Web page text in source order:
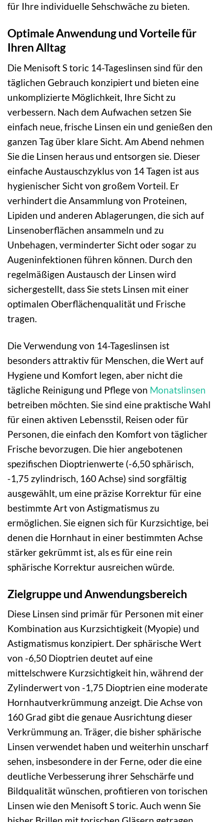
für Ihre individuelle Sehschwäche zu bieten.
Optimale Anwendung und Vorteile für
Ihren Alltag
Die Menisoft S toric 14-Tageslinsen sind für den
täglichen Gebrauch konzipiert und bieten eine
unkomplizierte Möglichkeit, Ihre Sicht zu
verbessern. Nach dem Aufwachen setzen Sie
einfach neue, frische Linsen ein und genießen den
ganzen Tag über klare Sicht. Am Abend nehmen
Sie die Linsen heraus und entsorgen sie. Dieser
einfache Austauschzyklus von 14 Tagen ist aus
hygienischer Sicht von großem Vorteil. Er
verhindert die Ansammlung von Proteinen,
Lipiden und anderen Ablagerungen, die sich auf
Linsenoberflächen ansammeln und zu
Unbehagen, verminderter Sicht oder sogar zu
Augeninfektionen führen können. Durch den
regelmäßigen Austausch der Linsen wird
sichergestellt, dass Sie stets Linsen mit einer
optimalen Oberflächenqualität und Frische
tragen.
Die Verwendung von 14-Tageslinsen ist
besonders attraktiv für Menschen, die Wert auf
Hygiene und Komfort legen, aber nicht die
tägliche Reinigung und Pflege von Monatslinsen
betreiben möchten. Sie sind eine praktische Wahl
für einen aktiven Lebensstil, Reisen oder für
Personen, die einfach den Komfort von täglicher
Frische bevorzugen. Die hier angebotenen
spezifischen Dioptrienwerte (-6,50 sphärisch,
-1,75 zylindrisch, 160 Achse) sind sorgfältig
ausgewählt, um eine präzise Korrektur für eine
bestimmte Art von Astigmatismus zu
ermöglichen. Sie eignen sich für Kurzsichtige, bei
denen die Hornhaut in einer bestimmten Achse
stärker gekrümmt ist, als es für eine rein
sphärische Korrektur ausreichen würde.
Zielgruppe und Anwendungsbereich
Diese Linsen sind primär für Personen mit einer
Kombination aus Kurzsichtigkeit (Myopie) und
Astigmatismus konzipiert. Der sphärische Wert
von -6,50 Dioptrien deutet auf eine
mittelschwere Kurzsichtigkeit hin, während der
Zylinderwert von -1,75 Dioptrien eine moderate
Hornhautverkrümmung anzeigt. Die Achse von
160 Grad gibt die genaue Ausrichtung dieser
Verkrümmung an. Träger, die bisher sphärische
Linsen verwendet haben und weiterhin unscharf
sehen, insbesondere in der Ferne, oder die eine
deutliche Verbesserung ihrer Sehschärfe und
Bildqualität wünschen, profitieren von torischen
Linsen wie den Menisoft S toric. Auch wenn Sie